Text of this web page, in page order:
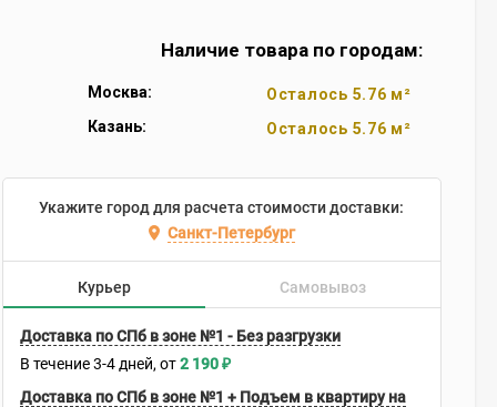
Наличие товара по городам:
Москва:
Осталось 5.76 м²
Казань:
Осталось 5.76 м²
Укажите город для расчета стоимости доставки:
Санкт-Петербург
Курьер Самовывоз
Доставка по СПб в зоне №1 - Без разгрузки
В течение 3-4 дней 2 190₽
Доставка по СПб в зоне №1 + Подъем в квартиру на